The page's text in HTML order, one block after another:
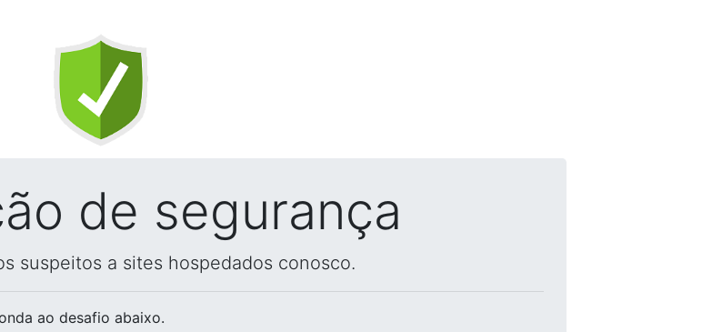
de segurança
suspeitos a sites hospedados conosco.
ao desafio abaixo.